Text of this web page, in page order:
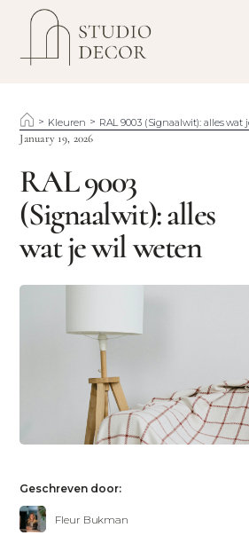
> Kleuren > RAL 9003 (Signaalwit): alles wat
January 19, 2026
RAL 9003
(Signaalwit): alles
wat je wil weten
Geschreven door:
Fleur Bukman